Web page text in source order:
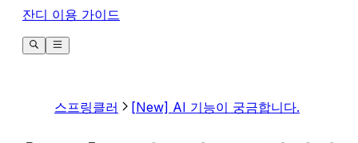
잔디 이용 가이드
스프링클러 [New] AI 기능이 궁금합니다.